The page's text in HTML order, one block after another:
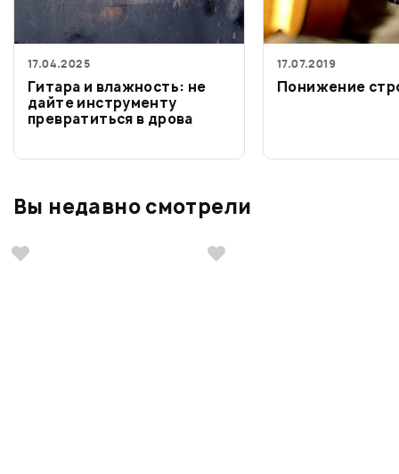
17.04.2025
Гитара и влажность: не
дайте инструменту
превратиться в дрова
17.07.2019
Понижение
Вы недавно смотрели